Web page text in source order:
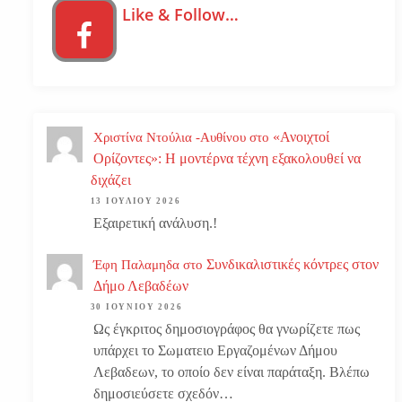
Like & Follow…
Χριστίνα Ντούλια -Αυθίνου στο «Ανοιχτοί
Ορίζοντες»: Η μοντέρνα τέχνη εξακολουθεί να
διχάζει
13 ΙΟΥΛΊΟΥ 2026
Εξαιρετική ανάλυση.!
Έφη Παλαμηδα στο Συνδικαλιστικές κόντρες στον
Δήμο Λεβαδέων
30 ΙΟΥΝΊΟΥ 2026
Ως έγκριτος δημοσιογράφος θα γνωρίζετε πως
υπάρχει το Σωματειο Εργαζομένων Δήμου
Λεβαδεων, το οποίο δεν είναι παράταξη. Βλέπω
δημοσιεύσετε σχεδόν…